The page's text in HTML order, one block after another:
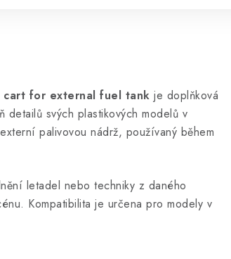
for external fuel tank je doplňková
svých plastikových modelů v
palivovou nádrž, používaný během
letadel nebo techniky z daného
Kompatibilita je určena pro modely v